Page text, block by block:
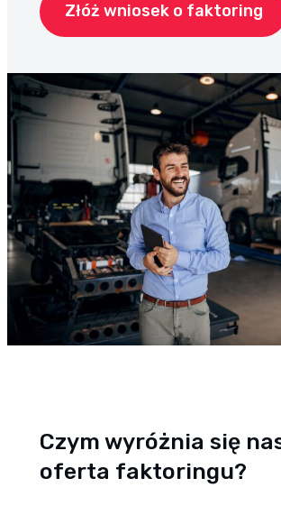
Złóż wniosek o faktoring
Czym wyróżnia się
oferta faktoringu?